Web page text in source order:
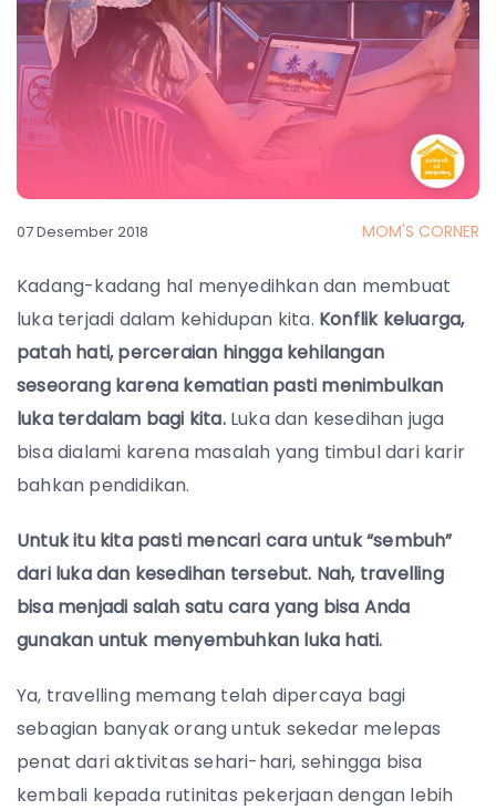
07 Desember 2018 MOM'S CORNER
Kadang-kadang hal menyedihkan dan membuat
luka terjadi dalam kehidupan kita. Konflik keluarga,
patah hati, perceraian hingga kehilangan
seseorang karena kematian pasti menimbulkan
luka terdalam bagi kita.Luka dan kesedihan juga
bisa dialami karena masalah yang timbul dari karir
bahkan pendidikan.
Untuk itu kita pasti mencari cara untuk “sembuh”
dari luka dan kesedihan tersebut. Nah, travelling
bisa menjadi salah satu cara yang bisa Anda
gunakan untuk menyembuhkan luka hati.
Ya, travelling memang telah dipercaya bagi
sebagian banyak orang untuk sekedar melepas
penat dari aktivitas sehari-hari, sehingga bisa
kembali kepada rutinitas pekerjaan dengan lebih